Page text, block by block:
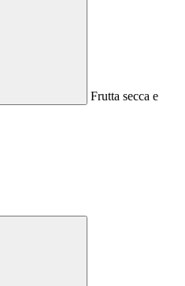
Frutta secca e